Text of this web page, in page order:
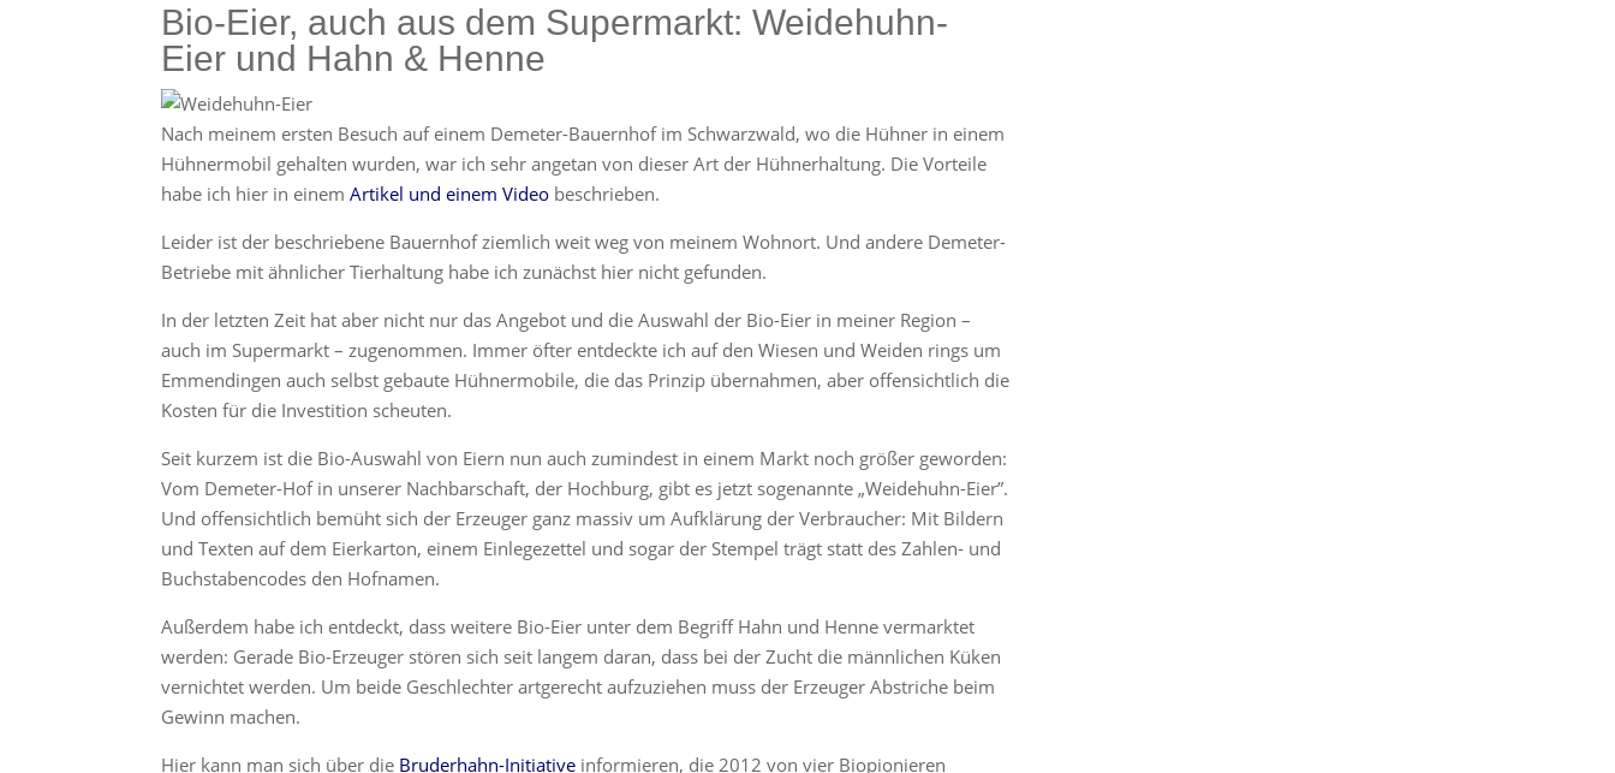
Bio-Eier, auch aus dem Supermarkt: Weidehuhn-
Eier und Hahn & Henne
Nach meinem ersten Besuch auf einem Demeter-Bauernhof im Schwarzwald, wo die Hühner in einem
Hühnermobil gehalten wurden, war ich sehr angetan von dieser Art der Hühnerhaltung. Die Vorteile
habe ich hier in einemArtikel und einem Video beschrieben.
Leider ist der beschriebene Bauernhof ziemlich weit weg von meinem Wohnort. Und andere Demeter-
Betriebe mit ähnlicher Tierhaltung habe ich zunächst hier nicht gefunden.
In der letzten Zeit hat aber nicht nur das Angebot und die Auswahl der Bio-Eier in meiner Region –
auch im Supermarkt – zugenommen. Immer öfter entdeckte ich auf den Wiesen und Weiden rings um
Emmendingen auch selbst gebaute Hühnermobile, die das Prinzip übernahmen, aber offensichtlich die
Kosten für die Investition scheuten.
Seit kurzem ist die Bio-Auswahl von Eiern nun auch zumindest in einem Markt noch größer geworden:
Vom Demeter-Hof in unserer Nachbarschaft, der Hochburg, gibt es jetzt sogenannte „Weidehuhn-Eier”.
Und offensichtlich bemüht sich der Erzeuger ganz massiv um Aufklärung der Verbraucher: Mit Bildern
und Texten auf dem Eierkarton, einem Einlegezettel und sogar der Stempel trägt statt des Zahlen- und
Buchstabencodes den Hofnamen.
Außerdem habe ich entdeckt, dass weitere Bio-Eier unter dem Begriff Hahn und Henne vermarktet
werden: Gerade Bio-Erzeuger stören sich seit langem daran, dass bei der Zucht die männlichen Küken
vernichtet werden. Um beide Geschlechter artgerecht aufzuziehen muss der Erzeuger Abstriche beim
Gewinn machen.
Hier kann man sich über die Bruderhahn-Initiative informieren, die 2012 von vier Biopionieren